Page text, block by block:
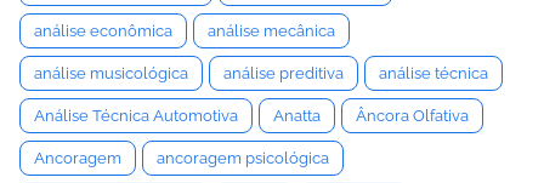
análise econômica análise mecânica
análise musicológica análise preditiva análise técnica
Análise Técnica Automotiva Anatta Âncora Olfativa
Ancoragem ancoragem psicológica